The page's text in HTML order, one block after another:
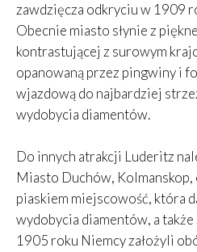
zawdzięcza odkryciu w 1909
Obecnie miasto słynie z
kontrastującej z surowym
opanowaną przez pingwiny i
wjazdową do najbardziej
wydobycia diamentów.
Do innych atrakcji Luderitz
Miasto Duchów, Kolmanskop,
piaskiem miejscowość, która
wydobycia diamentów, a
1905 roku Niemcy założyli